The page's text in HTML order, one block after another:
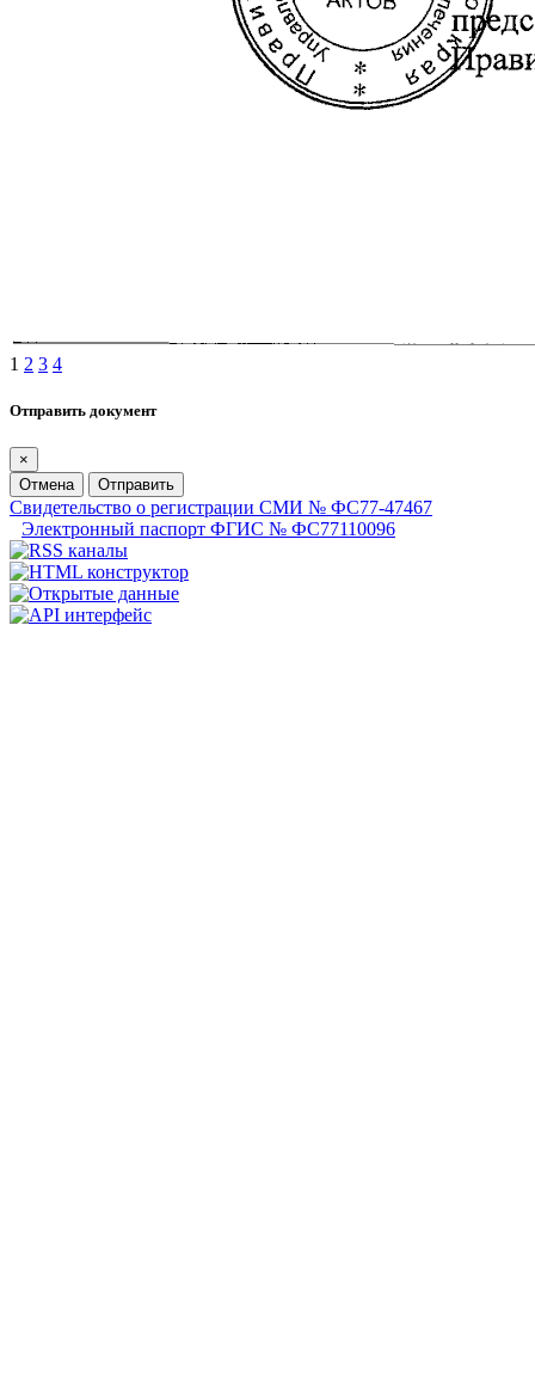
1 2 3 4
Отправить документ
×
Отмена
Отправить
Свидетельство о регистрации СМИ № ФС77-47467
Электронный паспорт ФГИС № ФС77110096